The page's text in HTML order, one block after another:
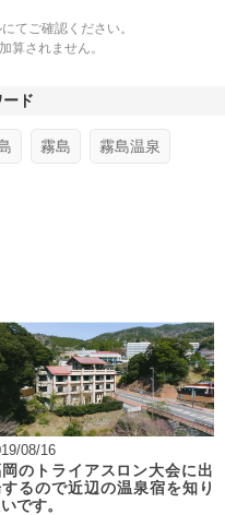
てご確認ください。
算されません。
ド
霧島 霧島温泉
08/16
のトライアスロン大会に出
るので近辺の温泉宿を知り
です。